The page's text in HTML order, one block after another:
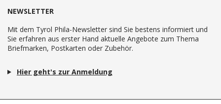
NEWSLETTER
Mit dem Tyrol Phila-Newsletter sind Sie bestens informiert und
Sie erfahren aus erster Hand aktuelle Angebote zum Thema
Briefmarken, Postkarten oder Zubehör.
Hier geht's zur Anmeldung